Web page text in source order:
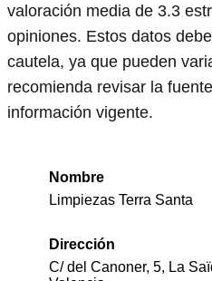
valoración media de 3.3
opiniones. Estos datos
cautela, ya que pueden
recomienda revisar la
información vigente.
Nombre
Limpiezas Terra Santa
Dirección
C/ del Canoner, 5, La